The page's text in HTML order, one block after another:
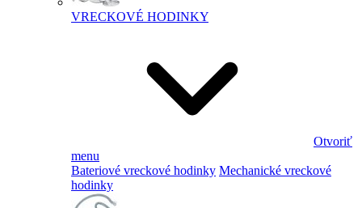
VRECKOVÉ HODINKY
Otvoriť
menu
Bateriové vreckové hodinky Mechanické vreckové
hodinky